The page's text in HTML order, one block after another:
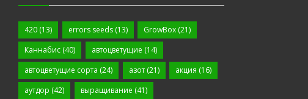
420 (13) errors seeds(13) GrowBox (21)
Каннабис (40) автоцветущие (14)
автоцветущие сорта (24) азот(21) акция (16)
аутдор (42) выращивание (41)